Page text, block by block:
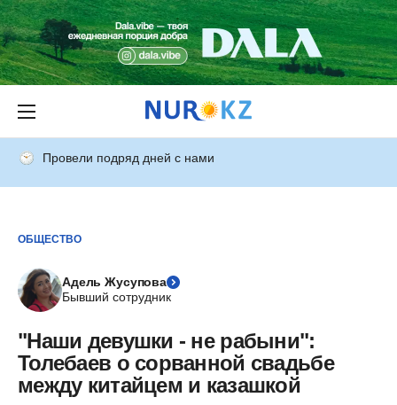
Провели подряд дней с нами
ОБЩЕСТВО
Адель Жусупова
Бывший сотрудник
"Наши девушки - не рабыни":
Толебаев о сорванной свадьбе
между китайцем и казашкой